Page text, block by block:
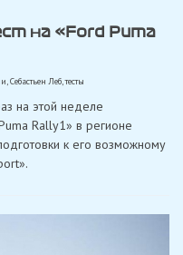
на «Ford Puma
,Себастьен Леб,тесты
на этой неделе
Rally1» в регионе
к его возможному